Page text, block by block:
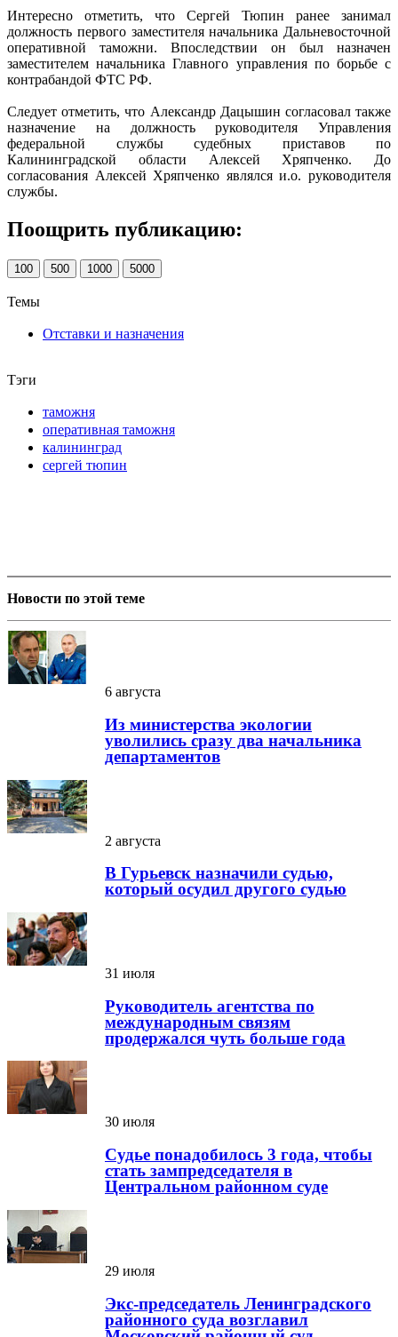
Интересно отметить, что Сергей Тюпин ранее занимал
должность первого заместителя начальника Дальневосточной
оперативной таможни. Впоследствии он был назначен
заместителем начальника Главного управления по борьбе с
контрабандой ФТС РФ.
Следует отметить, что Александр Дацышин согласовал также
назначение на должность руководителя Управления
федеральной службы судебных приставов по
Калининградской области Алексей Хряпченко. До
согласования Алексей Хряпченко являлся и.о. руководителя
службы.
Поощрить публикацию:
100 500 1000 5000
Темы
Отставки и назначения
Тэги
таможня
оперативная таможня
калининград
сергей тюпин
Новости по этой теме
6 августа
Из министерства экологии
уволились сразу два начальника
департаментов
2 августа
В Гурьевск назначили судью,
который осудил другого судью
31 июля
Руководитель агентства по
международным связям
продержался чуть больше года
30 июля
Судье понадобилось 3 года, чтобы
стать зампредседателя в
Центральном районном суде
29 июля
Экс-председатель Ленинградского
районного суда возглавил